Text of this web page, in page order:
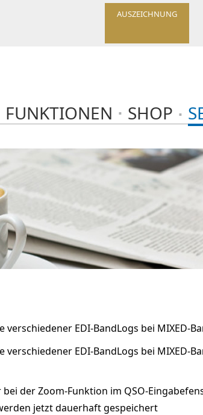
AUSZEICHNUNG
FUNKTIONEN SHOP
verschiedener EDI-BandLogs bei MIXED-
verschiedener EDI-BandLogs bei MIXED-
bei der Zoom-Funktion im QSO-
jetzt dauerhaft gespeichert